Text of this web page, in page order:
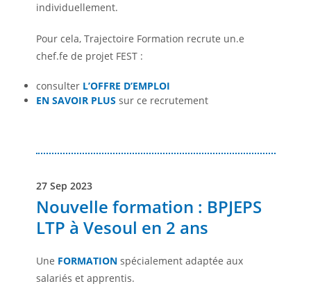
individuellement.
Pour cela, Trajectoire Formation recrute un.e
chef.fe de projet FEST :
consulter L’OFFRE D’EMPLOI
EN SAVOIR PLUS sur ce recrutement
27 Sep 2023
Nouvelle formation : BPJEPS
LTP à Vesoul en 2 ans
Une FORMATION spécialement adaptée aux
salariés et apprentis.